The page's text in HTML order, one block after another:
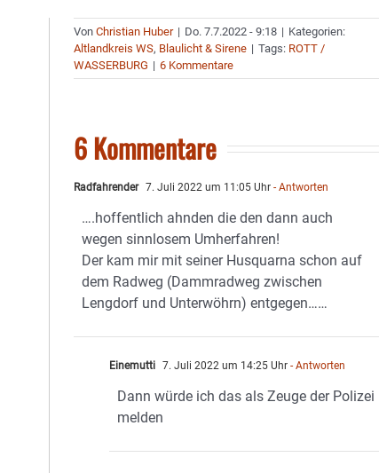
VonChristian Huber | Do. 7.7.2022 - 9:18 | Kategorien:
Altlandkreis WS, Blaulicht & Sirene | Tags: ROTT /
WASSERBURG | 6 Kommentare
6 Kommentare
Radfahrender 7. Juli 2022 um 11:05 Uhr - Antworten
….hoffentlich ahnden die den dann auch
wegen sinnlosem Umherfahren!
Der kam mir mit seiner Husquarna schon auf
dem Radweg (Dammradweg zwischen
Lengdorf und Unterwöhrn) entgegen……
Einemutti 7. Juli 2022 um 14:25 Uhr - Antworten
Dann würde ich das als Zeuge der Polizei
melden